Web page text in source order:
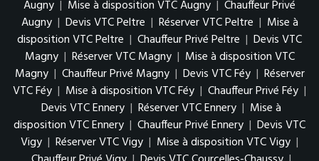
Augny | Mise à disposition VTC Augny | Chauffeur Privé
Augny | Devis VTC Peltre | Réserver VTC Peltre | Mise à
disposition VTC Peltre | Chauffeur Privé Peltre | Devis VTC
Magny | Réserver VTC Magny | Mise à disposition VTC
Magny | Chauffeur Privé Magny | Devis VTC Féy | Réserver
VTC Féy | Mise à disposition VTC Féy | Chauffeur Privé Féy |
Devis VTC Ennery | Réserver VTC Ennery | Mise à
disposition VTC Ennery | Chauffeur Privé Ennery | Devis VTC
Vigy | Réserver VTC Vigy | Mise à disposition VTC Vigy |